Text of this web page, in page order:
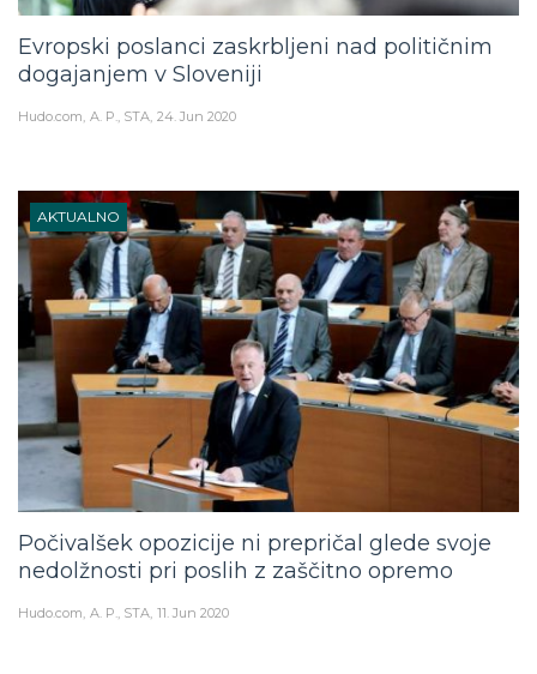
Evropski poslanci zaskrbljeni nad političnim
dogajanjem v Sloveniji
Hudo.com A. P., STA 24. Jun 2020
AKTUALNO
Počivalšek opozicije ni prepričal glede svoje
nedolžnosti pri poslih z zaščitno opremo
Hudo.com A. P., STA 11. Jun 2020